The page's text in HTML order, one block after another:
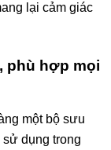
lại cảm giác
phù hợp mọi
một bộ sưu
dụng trong